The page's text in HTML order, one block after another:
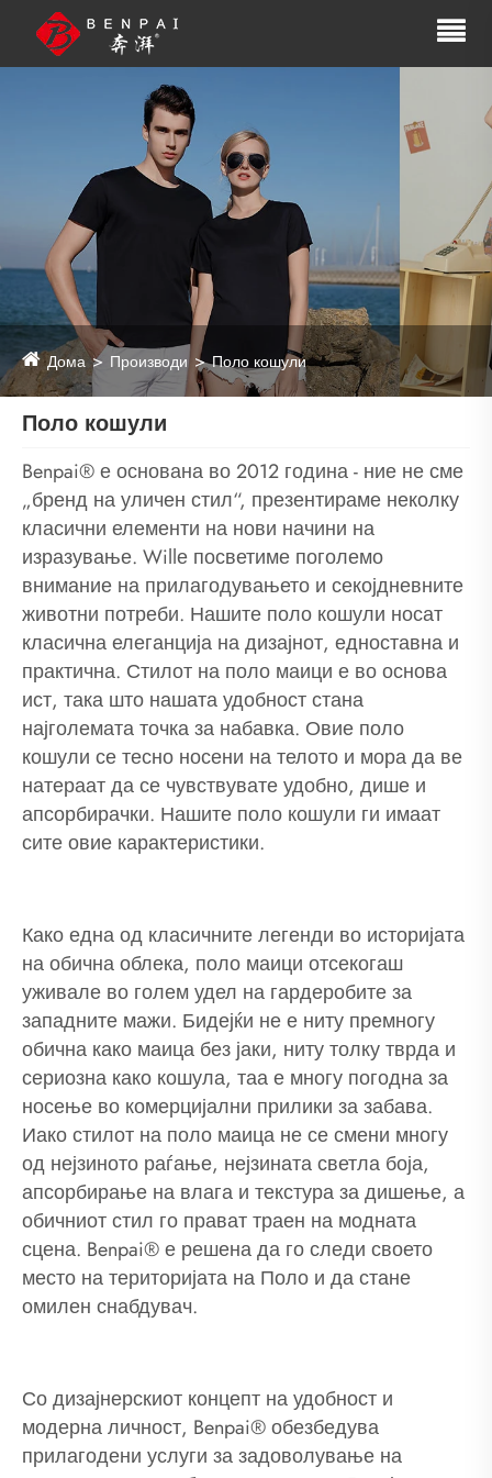
Дома Производи Поло кошули
Поло кошули
Benpai® е основана во 2012 година - ние не сме
„бренд на уличен стил“, презентираме неколку
класични елементи на нови начини на
изразување. Willе посветиме поголемо
внимание на прилагодувањето и секојдневните
животни потреби. Нашите поло кошули носат
класична елеганција на дизајнот, едноставна и
практична. Стилот на поло маици е во основа
ист, така што нашата удобност стана
најголемата точка за набавка. Овие поло
кошули се тесно носени на телото и мора да ве
натераат да се чувствувате удобно, дише и
апсорбирачки. Нашите поло кошули ги имаат
сите овие карактеристики.
Како една од класичните легенди во историјата
на обична облека, поло маици отсекогаш
уживале во голем удел на гардеробите за
западните мажи. Бидејќи не е ниту премногу
обична како маица без јаки, ниту толку тврда и
сериозна како кошула, таа е многу погодна за
носење во комерцијални прилики за забава.
Иако стилот на поло маица не се смени многу
од нејзиното раѓање, нејзината светла боја,
апсорбирање на влага и текстура за дишење, а
обичниот стил го прават траен на модната
сцена. Benpai® е решена да го следи своето
место на територијата на Поло и да стане
омилен снабдувач.
Со дизајнерскиот концепт на удобност и
модерна личност, Benpai® обезбедува
прилагодени услуги за задоволување на